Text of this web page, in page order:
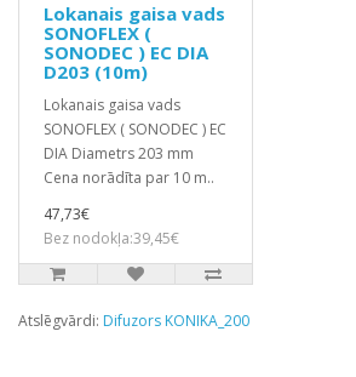
Lokanais gaisa vads
SONOFLEX (
SONODEC ) EC DIA
D203 (10m)
Lokanais gaisa vads
SONOFLEX ( SONODEC ) EC
DIA Diametrs 203 mm
Cena norādīta par 10 m..
47,73€
Bez nodokļa:39,45€
Atslēgvārdi: Difuzors KONIKA_200